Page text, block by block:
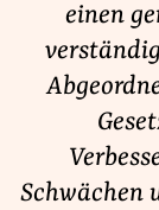
Macht der
Spenden &
Fördermitglied
Jetzt Spenden
Geschenkspende
einen
Schwächen